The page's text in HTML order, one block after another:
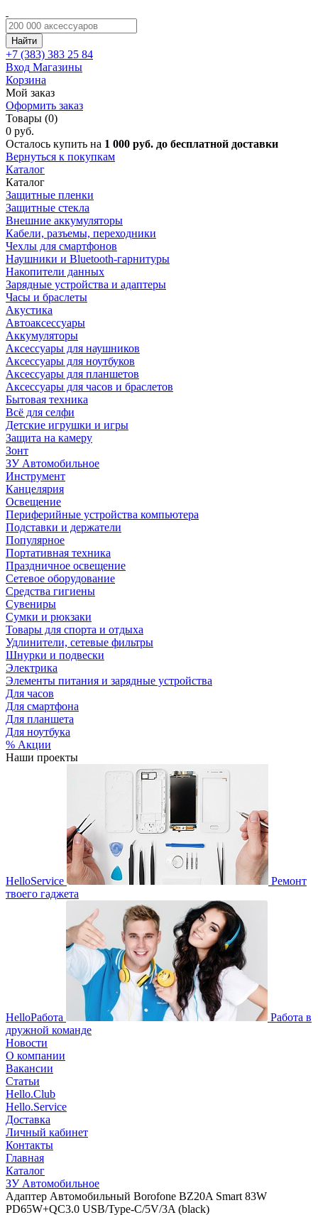
Найти
+7 (383) 383 25 84
Вход Магазины
Корзина
Мой заказ
Оформить заказ
Товары (0)
0 руб.
Осталось купить на 1 000 руб. до бесплатной доставки
Вернуться к покупкам
Каталог
Каталог
Защитные пленки
Защитные стекла
Внешние аккумуляторы
Кабели, разъемы, переходники
Чехлы для смартфонов
Наушники и Bluetooth-гарнитуры
Накопители данных
Зарядные устройства и адаптеры
Часы и браслеты
Акустика
Автоаксессуары
Аккумуляторы
Аксессуары для наушников
Аксессуары для ноутбуков
Аксессуары для планшетов
Аксессуары для часов и браслетов
Бытовая техника
Всё для селфи
Детские игрушки и игры
Защита на камеру
Зонт
ЗУ Автомобильное
Инструмент
Канцелярия
Освещение
Периферийные устройства компьютера
Подставки и держатели
Популярное
Портативная техника
Праздничное освещение
Сетевое оборудование
Средства гигиены
Сувениры
Сумки и рюкзаки
Товары для спорта и отдыха
Удлинители, сетевые фильтры
Шнурки и подвески
Электрика
Элементы питания и зарядные устройства
Для часов
Для смартфона
Для планшета
Для ноутбука
% Акции
Наши проекты
HelloService
Ремонт
твоего гаджета
HelloРабота
Работа в
дружной команде
Новости
О компании
Вакансии
Статьи
Hello.Club
Hello.Service
Доставка
Личный кабинет
Контакты
Главная
Каталог
ЗУ Автомобильное
Адаптер Автомобильный Borofone BZ20A Smart 83W
PD65W+QC3.0 USB/Type-C/5V/3A (black)